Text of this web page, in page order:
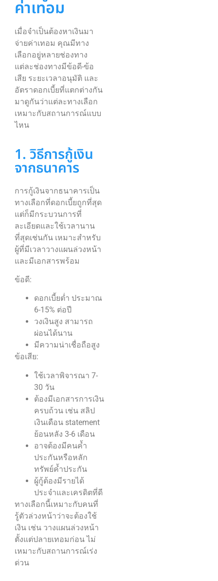
ค่าเทอม
เมื่อจำเป็นต้องหาเงินมา
จ่ายค่าเทอม คุณมีทาง
เลือกอยู่หลายช่องทาง
แต่ละช่องทางมีข้อดี-ข้อ
เสีย ระยะเวลาอนุมัติ และ
อัตราดอกเบี้ยที่แตกต่างกัน
มาดูกันว่าแต่ละทางเลือก
เหมาะกับสถานการณ์แบบ
ไหน
1. วิธีการกู้เงิน
จากธนาคาร
การกู้เงินจากธนาคารเป็น
ทางเลือกที่ดอกเบี้ยถูกที่สุด
แต่ก็มีกระบวนการที่
ละเอียดและใช้เวลานาน
ที่สุดเช่นกัน เหมาะสำหรับ
ผู้ที่มีเวลาวางแผนล่วงหน้า
และมีเอกสารพร้อม
ข้อดี:
ดอกเบี้ยต่ำ ประมาณ
6-15% ต่อปี
วงเงินสูง สามารถ
ผ่อนได้นาน
มีความน่าเชื่อถือสูง
ข้อเสีย:
ใช้เวลาพิจารณา 7-
30 วัน
ต้องมีเอกสารการเงิน
ครบถ้วน เช่น สลิป
เงินเดือน statement
ย้อนหลัง 3-6 เดือน
อาจต้องมีคนค้ำ
ประกันหรือหลัก
ทรัพย์ค้ำประกัน
ผู้กู้ต้องมีรายได้
ประจำและเครดิตที่ดี
ทางเลือกนี้เหมาะกับคนที่
รู้ตัวล่วงหน้าว่าจะต้องใช้
เงิน เช่น วางแผนล่วงหน้า
ตั้งแต่ปลายเทอมก่อน ไม่
เหมาะกับสถานการณ์เร่ง
ด่วน